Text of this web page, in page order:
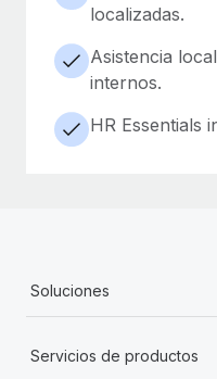
localizadas.
Asistencia
internos.
HR Essentials
Soluciones
Servicios de productos